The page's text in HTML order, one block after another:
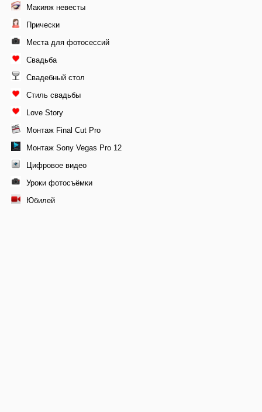
Макияж невесты
Прически
Места для фотосессий
Свадьба
Свадебный стол
Стиль свадьбы
Love Story
Монтаж Final Cut Pro
Монтаж Sony Vegas Pro 12
Цифровое видео
Уроки фотосъёмки
Юбилей